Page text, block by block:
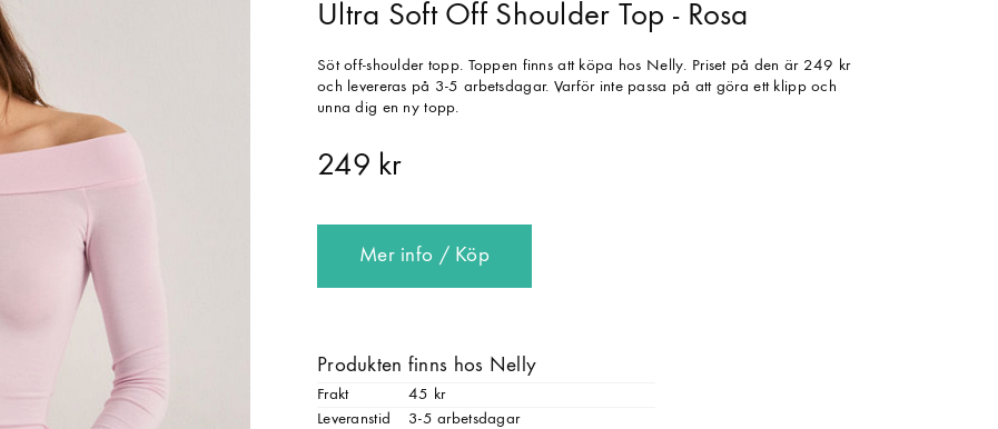
Ultra Soft Off Shoulder Top - Rosa
Söt off-shoulder topp. Toppen finns att köpa hos Nelly. Priset på den är 249 kr
och levereras på 3-5 arbetsdagar. Varför inte passa på att göra ett klipp och
unna dig en ny topp.
249 kr
Mer info / Köp
Produkten finns hos Nelly
Frakt
45 kr
Leveranstid
3-5 arbetsdagar